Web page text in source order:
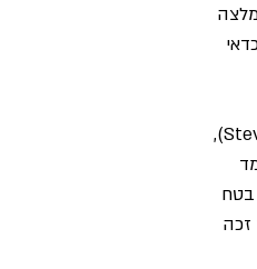
התערוכה היא של סטיב מקווין (Steve McQueen),
זכה